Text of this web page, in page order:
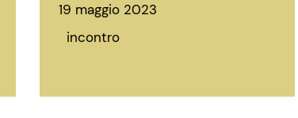
19 maggio 2023
incontro